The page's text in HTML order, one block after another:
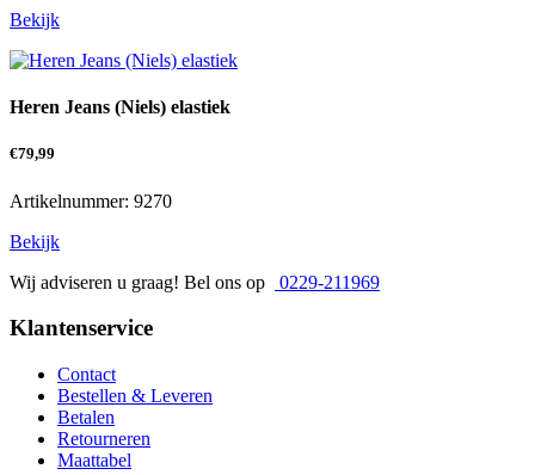
Bekijk
Heren Jeans (Niels) elastiek
€79,99
Artikelnummer: 9270
Bekijk
Wij adviseren u graag! Bel ons op
0229-211969
Klantenservice
Contact
Bestellen & Leveren
Betalen
Retourneren
Maattabel